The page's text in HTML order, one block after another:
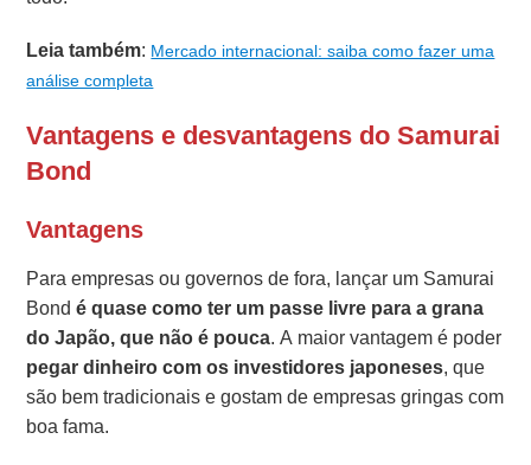
Leia também: Mercado internacional: saiba como fazer uma
análise completa
Vantagens e desvantagens do Samurai
Bond
Vantagens
Para empresas ou governos de fora, lançar um Samurai
Bondé quase como ter um passe livre para a grana
do Japão, que não é pouca. A maior vantagem é poder
pegar dinheiro com os investidores japoneses, que
são bem tradicionais e gostam de empresas gringas com
boa fama.